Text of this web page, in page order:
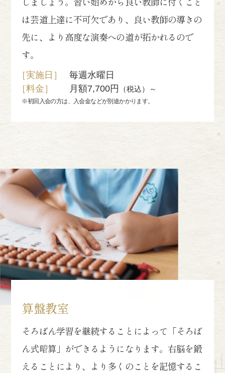
は芸道上達に不可欠であり、良い教師の導きの
先に、より高度な演奏への道が拓かれるので
す。
［実施日］
毎週水曜日
［料金］
月額7,700円 （税込）～
※初回入会の方は、入会金などが別途かかります。
算盤教室
そろばん学習を継続することによって「そろば
ん式暗算」ができるようになります。右脳を鍛
えることにより、より多くのことを記憶するこ